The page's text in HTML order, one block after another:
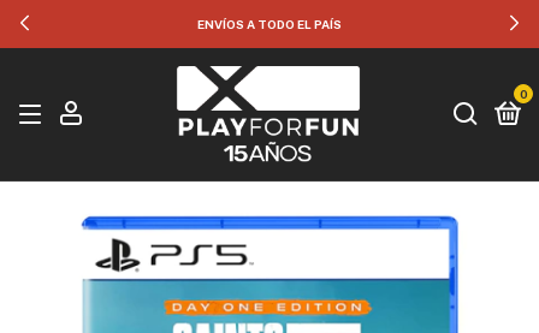
ENVÍOS A TODO EL PAÍS
0